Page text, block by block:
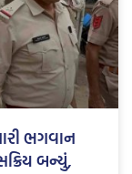
ભગવાન
બન્યું,